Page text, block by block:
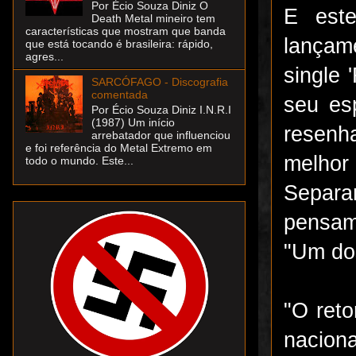
E
single
seu
"Um
"O
Por Écio Souza Diniz O
Death Metal mineiro tem
características que mostram que banda
que está tocando é brasileira: rápido,
agres...
SARCÓFAGO - Discografia
comentada
Por Écio Souza Diniz I.N.R.I
(1987) Um início
arrebatador que influenciou
e foi referência do Metal Extremo em
todo o mundo. Este...